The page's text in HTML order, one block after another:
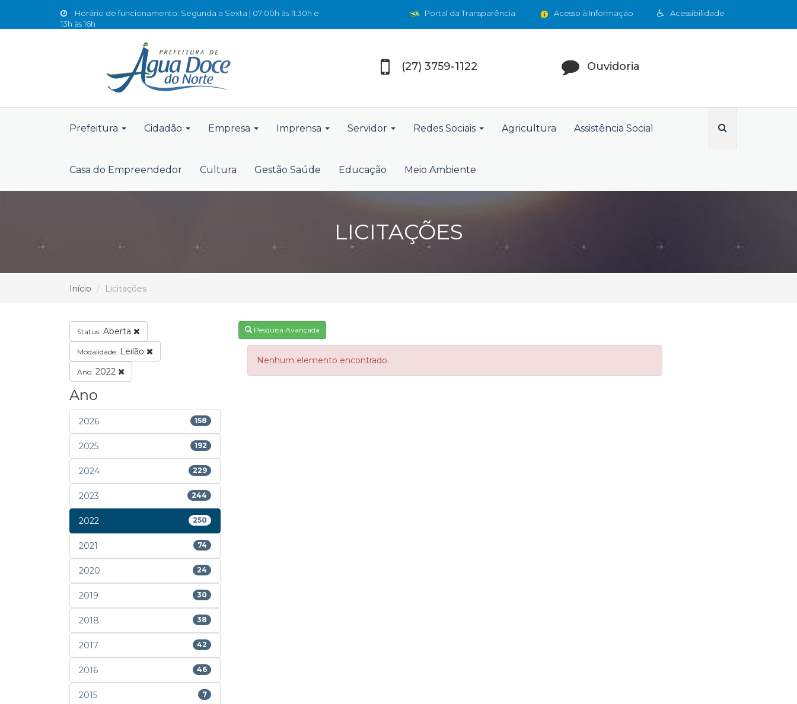
Horário de funcionamento: Segunda a Sexta | 07:00h às 11:30h e
13h às 16h
Acessibilidade
Acesso à Informação
Portal da Transparência
(27) 3759-1122 Ouvidoria
Prefeitura Cidadão Empresa Imprensa Servidor Redes Sociais Agricultura Assistência Social
Casa do Empreendedor Cultura Gestão Saúde Educação Meio Ambiente
LICITAÇÕES
Início Licitações
Status: Aberta
Modalidade: Leilão
Ano: 2022
Ano
2026 158
2025 192
2024 229
2023 244
2022 250
2021 74
2020 24
2019 30
2018 38
2017 42
2016 46
2015 7
Pesquisa Avançada
Nenhum elemento encontrado.